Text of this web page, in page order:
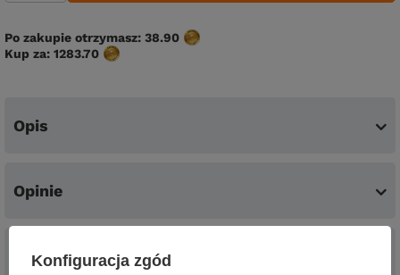
Po zakupie otrzymasz: 38.90
Kup za: 1283.70
Opis
Opinie
Pytania o produkt
Konfiguracja zgód